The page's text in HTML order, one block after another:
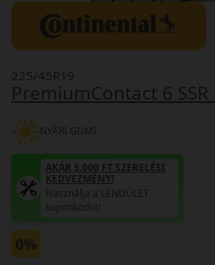
PremiumContact 6 SSR
225/45R19
NYÁRI GUMI
AKÁR 5.000 FT SZERELÉSI
KEDVEZMÉNY!
Használja a LENDÜLET
kuponkódot!
0%